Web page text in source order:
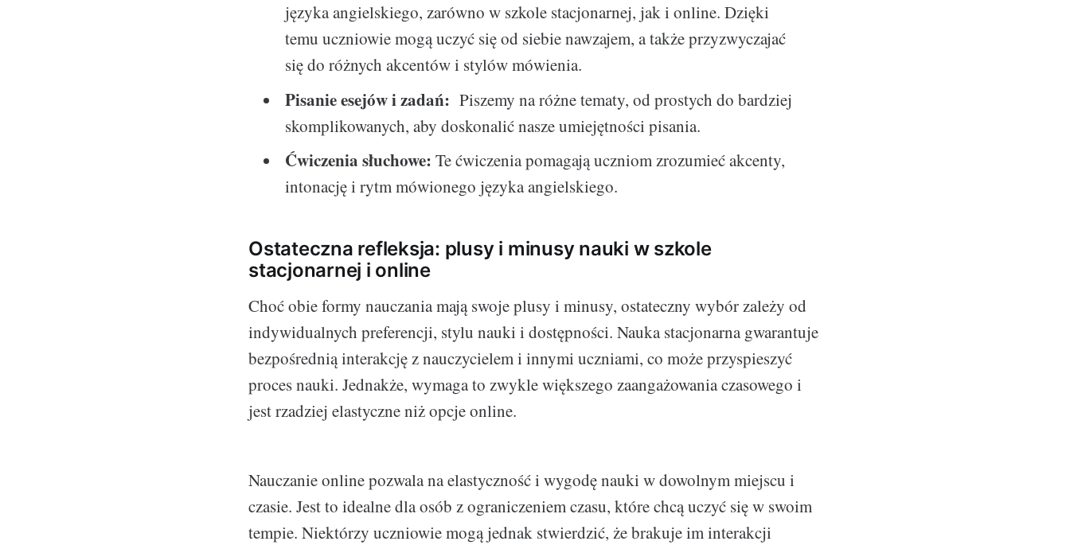
języka angielskiego, zarówno w szkole stacjonarnej, jak i online. Dzięki
temu uczniowie mogą uczyć się od siebie nawzajem, a także przyzwyczajać
się do różnych akcentów i stylów mówienia.
Pisanie esejów i zadań: Piszemy na różne tematy, od prostych do bardziej
skomplikowanych, aby doskonalić nasze umiejętności pisania.
Ćwiczenia słuchowe: Te ćwiczenia pomagają uczniom zrozumieć akcenty,
intonację i rytm mówionego języka angielskiego.
Ostateczna refleksja: plusy i minusy nauki w szkole
stacjonarnej i online
Choć obie formy nauczania mają swoje plusy i minusy, ostateczny wybór zależy od
indywidualnych preferencji, stylu nauki i dostępności. Nauka stacjonarna gwarantuje
bezpośrednią interakcję z nauczycielem i innymi uczniami, co może przyspieszyć
proces nauki. Jednakże, wymaga to zwykle większego zaangażowania czasowego i
jest rzadziej elastyczne niż opcje online.
Nauczanie online pozwala na elastyczność i wygodę nauki w dowolnym miejscu i
czasie. Jest to idealne dla osób z ograniczeniem czasu, które chcą uczyć się w swoim
tempie. Niektórzy uczniowie mogą jednak stwierdzić, że brakuje im interakcji